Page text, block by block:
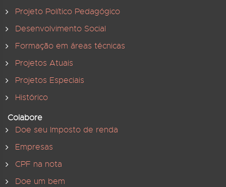
Projeto Político Pedagógico
Desenvolvimento Social
Formação em áreas técnicas
Projetos Atuais
Projetos Especiais
Histórico
Colabore
Doe seu Imposto de renda
Empresas
CPF na nota
Doe um bem